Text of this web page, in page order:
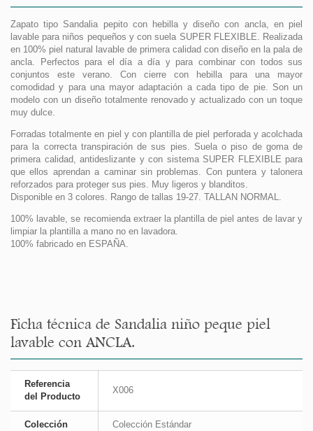
Zapato tipo Sandalia pepito con hebilla y diseño con ancla, en piel
lavable para niños pequeños y con suela SUPER FLEXIBLE. Realizada
en 100% piel natural lavable de primera calidad con diseño en la pala de
ancla. Perfectos para el día a día y para combinar con todos sus
conjuntos este verano. Con cierre con hebilla para una mayor
comodidad y para una mayor adaptación a cada tipo de pie. Son un
modelo con un diseño totalmente renovado y actualizado con un toque
muy dulce.
Forradas totalmente en piel y con plantilla de piel perforada y acolchada
para la correcta transpiración de sus pies. Suela o piso de goma de
primera calidad, antideslizante y con sistema SUPER FLEXIBLE para
que ellos aprendan a caminar sin problemas. Con puntera y talonera
reforzados para proteger sus pies. Muy ligeros y blanditos.
Disponible en 3 colores. Rango de tallas 19-27. TALLAN NORMAL.
100% lavable, se recomienda extraer la plantilla de piel antes de lavar y
limpiar la plantilla a mano no en lavadora.
100% fabricado en ESPAÑA.
Ficha técnica de Sandalia niño peque piel
lavable con ANCLA.
Referencia
del Producto
X006
Colección Colección Estándar